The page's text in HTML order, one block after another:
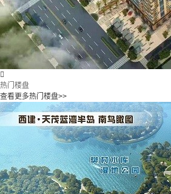

热门楼盘
查看更多热门楼盘>>